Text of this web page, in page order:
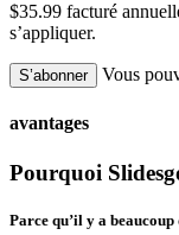
$35.99 facturé
s’appliquer.
S’abonner Vous
avantages
Pourquoi
Parce qu’il y a